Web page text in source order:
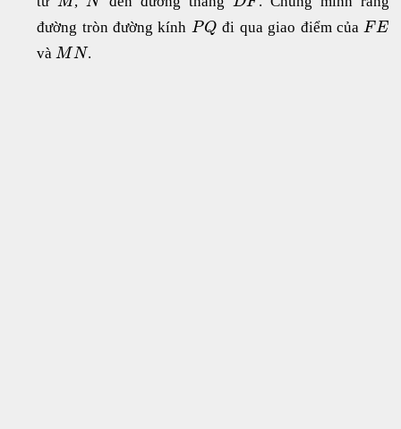
đường tròn đường kính PQ đi qua giao điểm củaFE
vàMN.